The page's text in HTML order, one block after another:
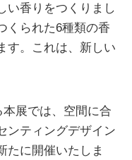
い香りをつくりまし
くられた6種類の香
す。これは、新しい
展では、空間に合
ンティングデザイン
たに開催いたしま